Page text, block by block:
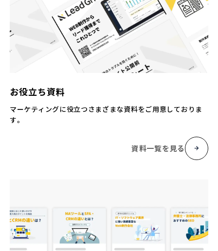
お役立ち資料
マーケティングに役立つさまざまな資料をご用意しておりま
す。
資料一覧を見る